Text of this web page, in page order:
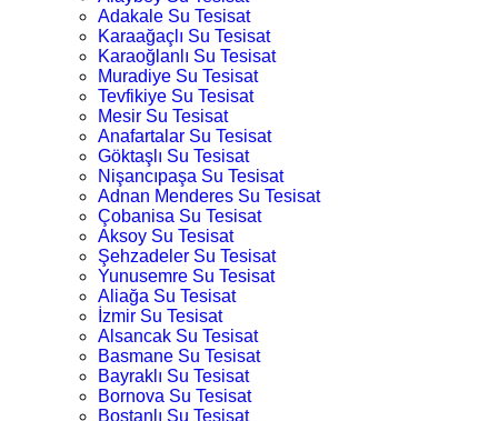
Adakale Su Tesisat
Karaağaçlı Su Tesisat
Karaoğlanlı Su Tesisat
Muradiye Su Tesisat
Tevfikiye Su Tesisat
Mesir Su Tesisat
Anafartalar Su Tesisat
Göktaşlı Su Tesisat
Nişancıpaşa Su Tesisat
Adnan Menderes Su Tesisat
Çobanisa Su Tesisat
Aksoy Su Tesisat
Şehzadeler Su Tesisat
Yunusemre Su Tesisat
Aliağa Su Tesisat
İzmir Su Tesisat
Alsancak Su Tesisat
Basmane Su Tesisat
Bayraklı Su Tesisat
Bornova Su Tesisat
Bostanlı Su Tesisat